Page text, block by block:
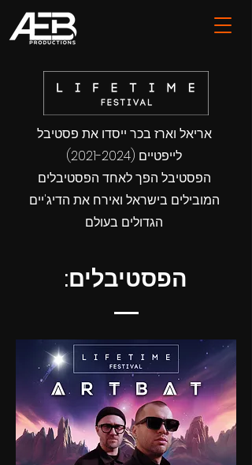
אריאל וארז בכר ייסדו את פסטיבל
לייפטיים (2021-2024)
הפסטיבל הפך לאחד הפסטיבלים
המובילים בישראל ואירח את הדיג'יים
הגדולים בעולם
:הפסטיבלים